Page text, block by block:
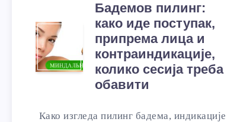
Бадемов пилинг:
како иде поступак,
припрема лица и
контраиндикације,
колико сесија треба
обавити
Како изгледа пилинг бадема, индикације